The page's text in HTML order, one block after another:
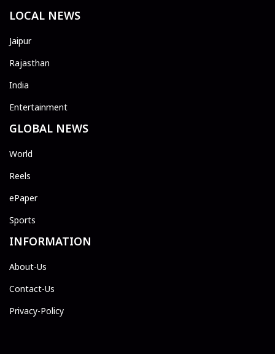
LOCAL NEWS
Jaipur
Rajasthan
India
Entertainment
GLOBAL NEWS
World
Reels
ePaper
Sports
INFORMATION
About-Us
Contact-Us
Privacy-Policy